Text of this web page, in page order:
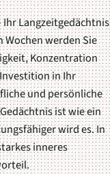
Langzeitgedächtnis
Wochen werden Sie
Konzentration
in Ihr
und persönliche
ist wie ein
wird es. In
inneres